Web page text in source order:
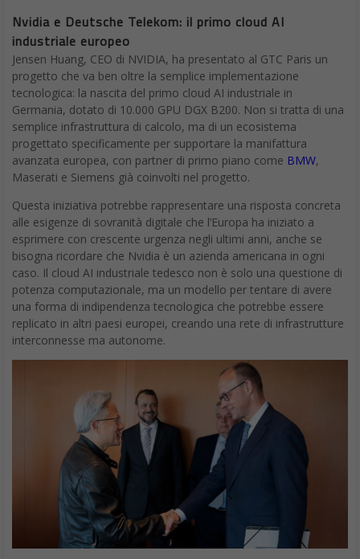
Nvidia e Deutsche Telekom: il primo cloud AI
industriale europeo
Jensen Huang, CEO di NVIDIA, ha presentato al GTC Paris un
progetto che va ben oltre la semplice implementazione
tecnologica: la nascita del primo cloud AI industriale in
Germania, dotato di 10.000 GPU DGX B200. Non si tratta di una
semplice infrastruttura di calcolo, ma di un ecosistema
progettato specificamente per supportare la manifattura
avanzata europea, con partner di primo piano come BMW,
Maserati e Siemens già coinvolti nel progetto.
Questa iniziativa potrebbe rappresentare una risposta concreta
alle esigenze di sovranità digitale che l’Europa ha iniziato a
esprimere con crescente urgenza negli ultimi anni, anche se
bisogna ricordare che Nvidia è un azienda americana in ogni
caso. Il cloud AI industriale tedesco non è solo una questione di
potenza computazionale, ma un modello per tentare di avere
una forma di indipendenza tecnologica che potrebbe essere
replicato in altri paesi europei, creando una rete di infrastrutture
interconnesse ma autonome.